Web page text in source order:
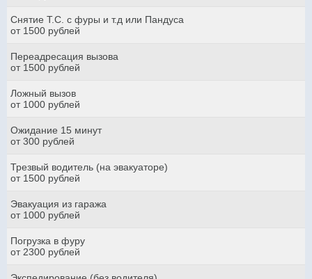
Снятие Т.С. с фуры и т.д или Пандуса
от 1500 рублей
Переадресация вызова
от 1500 рублей
Ложный вызов
от 1000 рублей
Ожидание 15 минут
от 300 рублей
Трезвый водитель (на эвакуаторе)
от 1500 рублей
Эвакуация из гаража
от 1000 рублей
Погрузка в фуру
от 2300 рублей